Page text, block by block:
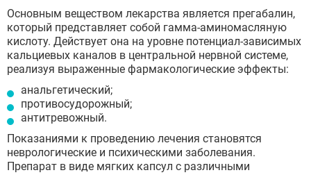
Основным веществом лекарства является прегабалин,
который представляет собой гамма-аминомасляную
кислоту. Действует она на уровне потенциал-зависимых
кальциевых каналов в центральной нервной системе,
реализуя выраженные фармакологические эффекты:
анальгетический;
противосудорожный;
антитревожный.
Показаниями к проведению лечения становятся
неврологические и психическими заболевания.
Препарат в виде мягких капсул с различными